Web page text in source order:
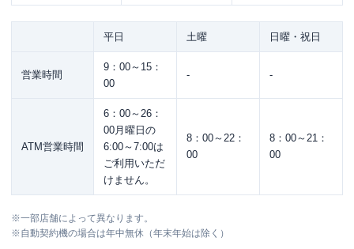
平日 土曜 日曜・祝日
営業時間
9：00～15：
00
- -
ATM営業時間
6：00～26：
00月曜日の
6:00～7:00は
ご利用いただ
けません。
8：00～22：
00
8：00～21：
00
※一部店舗によって異なります。
※自動契約機の場合は年中無休（年末年始は除く）